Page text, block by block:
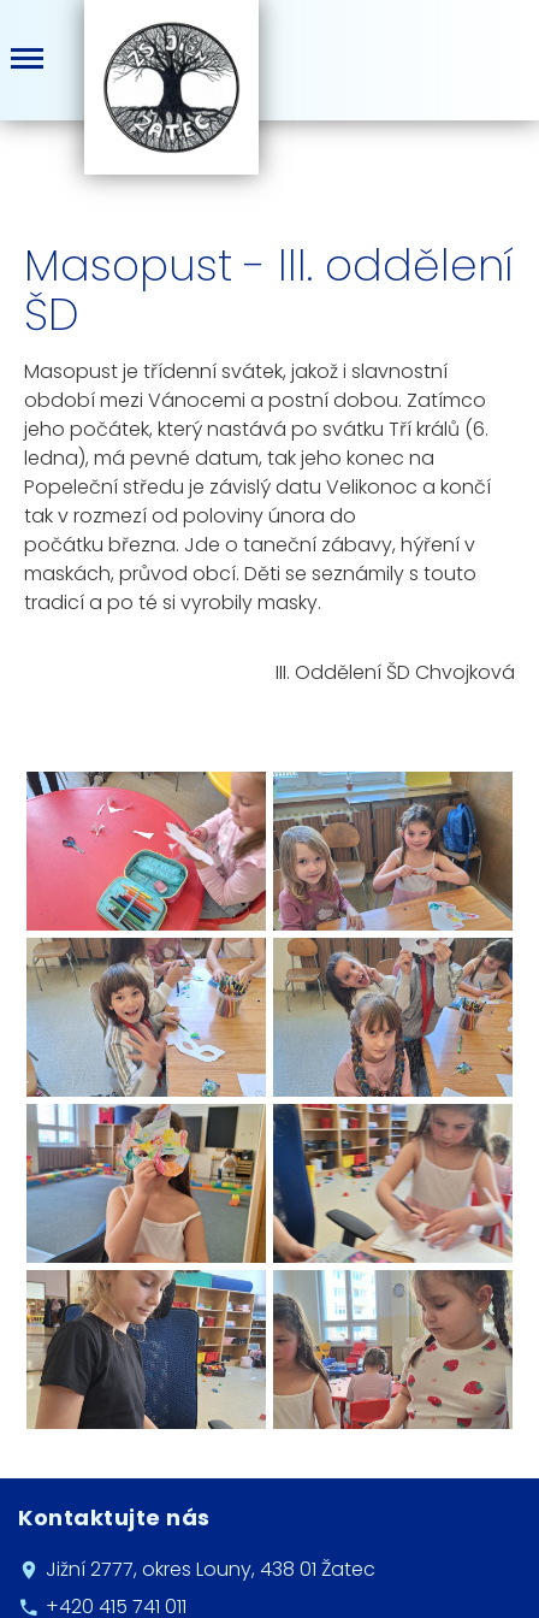
Masopust - III. oddělení
ŠD
Masopust je třídenní svátek, jakož i slavnostní
období mezi Vánocemi a postní dobou. Zatímco
jeho počátek, který nastává po svátku Tří králů (6.
ledna), má pevné datum, tak jeho konec na
Popeleční středu je závislý datu Velikonoc a končí
tak v rozmezí od poloviny února do
počátku března. Jde o taneční zábavy, hýření v
maskách, průvod obcí. Děti se seznámily s touto
tradicí a po té si vyrobily masky.
III. Oddělení ŠD Chvojková
Kontaktujte nás
Jižní 2777, okres Louny, 438 01 Žatec
+420 415 741 011